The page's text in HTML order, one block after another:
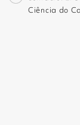
Ciência do